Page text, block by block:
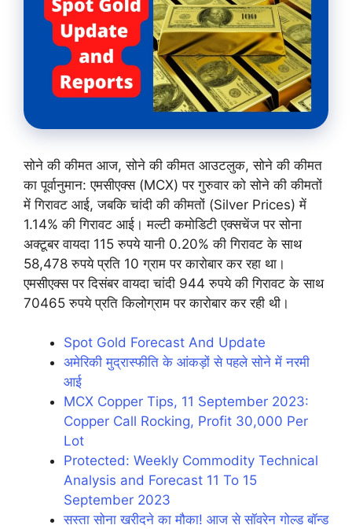
सोने की कीमत आज, सोने की कीमत आउटलुक, सोने की कीमत
का पूर्वानुमान: एमसीएक्स (MCX) पर गुरुवार को सोने की कीमतों
में गिरावट आई, जबकि चांदी की कीमतों (Silver Prices) में
1.14% की गिरावट आई। मल्टी कमोडिटी एक्सचेंज पर सोना
अक्टूबर वायदा 115 रुपये यानी 0.20% की गिरावट के साथ
58,478 रुपये प्रति 10 ग्राम पर कारोबार कर रहा था।
एमसीएक्स पर दिसंबर वायदा चांदी 944 रुपये की गिरावट के साथ
70465 रुपये प्रति किलोग्राम पर कारोबार कर रही थी।
Spot Gold Forecast And Update
अमेरिकी मुद्रास्फीति के आंकड़ों से पहले सोने में नरमी
आई
MCX Copper Tips, 11 September 2023:
Copper Call Rocking, Profit 30,000 Per
Lot
Protected: Weekly Commodity Technical
Analysis and Forecast 11 To 15
September 2023
सस्ता सोना खरीदने का मौका! आज से सॉवरेन गोल्ड बॉन्ड